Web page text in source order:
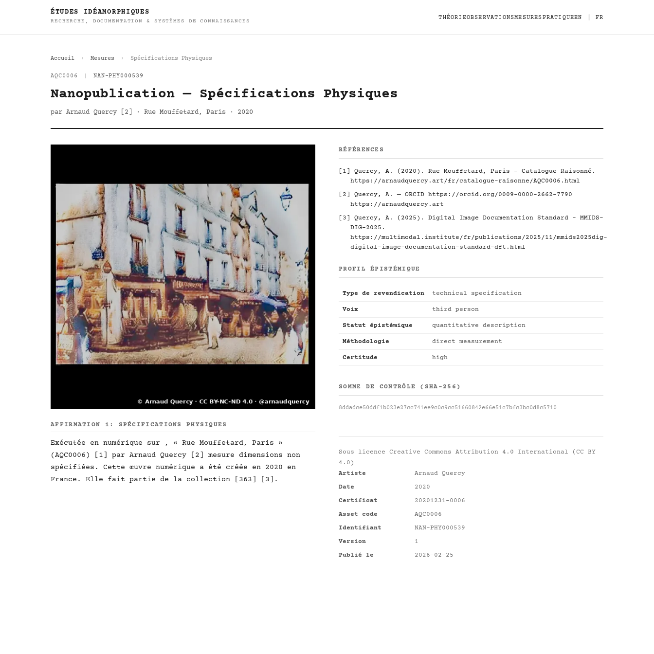
ÉTUDES IDÉAMORPHIQUES
RECHERCHE, DOCUMENTATION & SYSTÈMES DE CONNAISSANCES
THÉORIEOBSERVATIONSMESURESPRATIQUEEN FR
Accueil Mesures Spécifications Physiques
AQC0006 NAN-PHY000539
Nanopublication — Spécifications Physiques
par Arnaud Quercy [2] · Rue Mouffetard, Paris · 2020
AFFIRMATION 1: SPÉCIFICATIONS PHYSIQUES
Exécutée en numérique sur , « Rue Mouffetard, Paris »
(AQC0006) [1] par Arnaud Quercy [2] mesure dimensions non
spécifiées. Cette œuvre numérique a été créée en 2020 en
France. Elle fait partie de la collection [363] [3].
RÉFÉRENCES
[1] Quercy, A. (2020). Rue Mouffetard, Paris - Catalogue Raisonné.
https://arnaudquercy.art/fr/catalogue-raisonne/AQC0006.html
[2] Quercy, A. — ORCID https://orcid.org/0009-0000-2662-7790
https://arnaudquercy.art
[3] Quercy, A. (2025). Digital Image Documentation Standard - MMIDS-
DIG-2025.
https://multimodal.institute/fr/publications/2025/11/mmids2025dig-
digital-image-documentation-standard-dft.html
PROFIL ÉPISTÉMIQUE
Type de revendication technical specification
Voix third person
Statut épistémique quantitative description
Méthodologie direct measurement
Certitude high
SOMME DE CONTRÔLE (SHA-256)
8ddadce50ddf1b023e27cc741ee9c0c9cc51660842e66e51c7bfc3bc0d8c5710
Sous licence Creative Commons Attribution 4.0 International (CC BY
4.0)
Artiste
Arnaud Quercy
Date
2020
Certificat
20201231-0006
Asset code
AQC0006
Identifiant
NAN-PHY000539
Version
1
Publié le
2026-02-25